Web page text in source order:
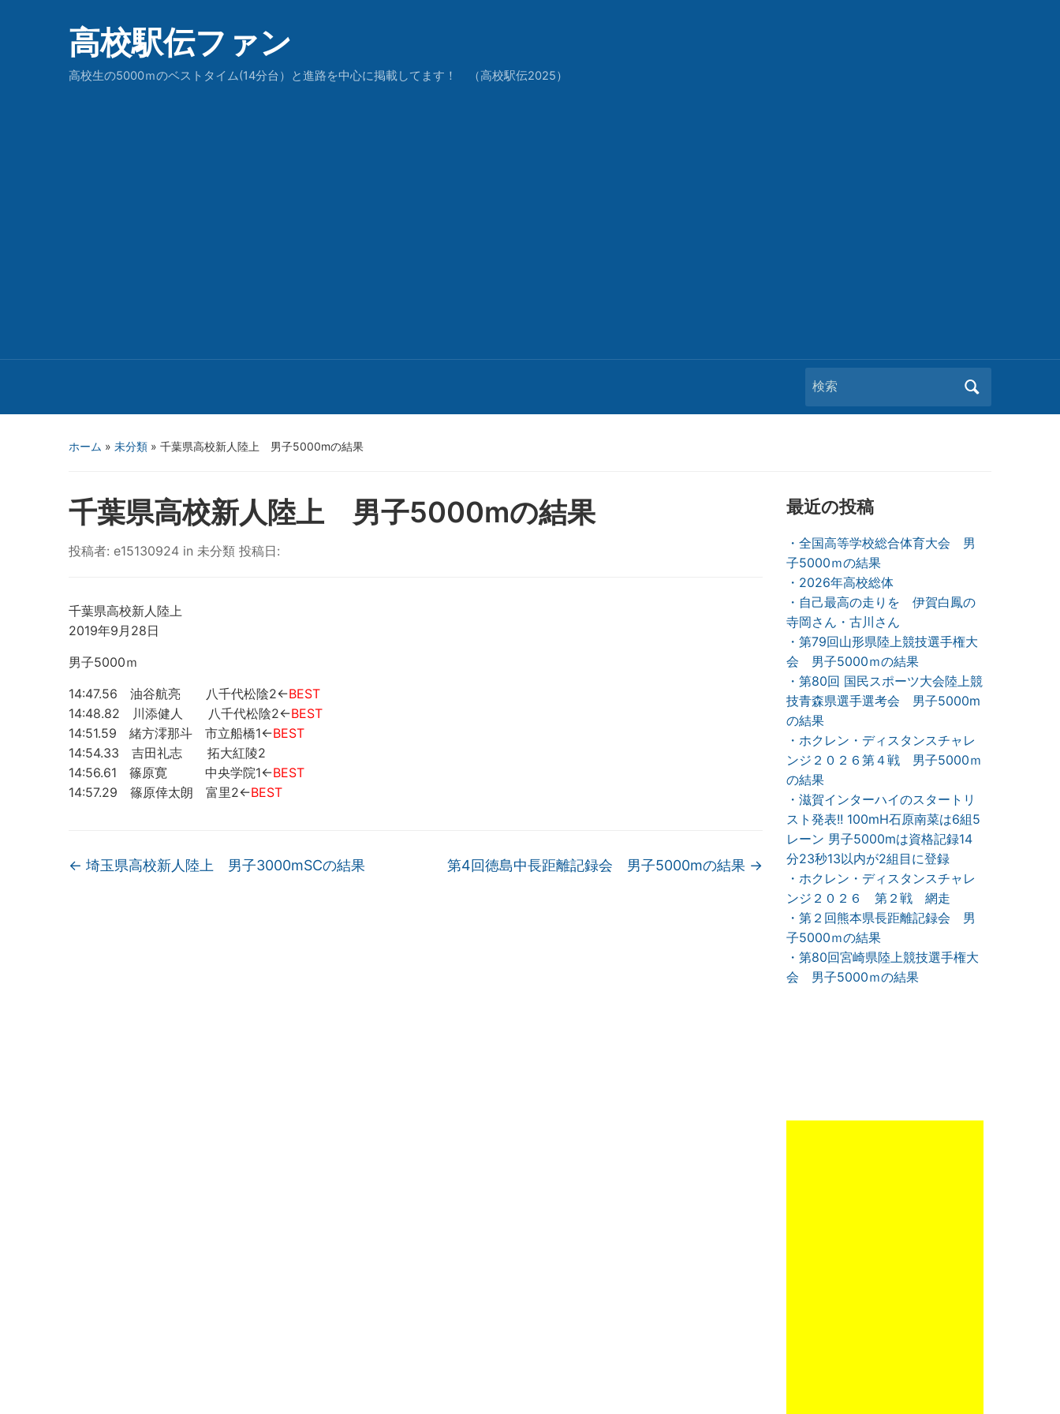
高校駅伝ファン
高校生の5000ｍのベストタイム(14分台）と進路を中心に掲載してます！ （高校駅伝2025）
Search
for:
ホーム » 未分類 » 千葉県高校新人陸上 男子5000mの結果
千葉県高校新人陸上 男子5000mの結果
投稿者: e15130924 in 未分類 投稿日:
千葉県高校新人陸上
2019年9月28日
男子5000ｍ
14:47.56 油谷航亮 八千代松陰2←BEST
14:48.82 川添健人 八千代松陰2←BEST
14:51.59 緒方澪那斗 市立船橋1←BEST
14:54.33 吉田礼志 拓大紅陵2
14:56.61 篠原寛 中央学院1←BEST
14:57.29 篠原倖太朗 富里2←BEST
← 埼玉県高校新人陸上 男子3000mSCの結果 第4回徳島中長距離記録会 男子5000mの結果 →
最近の投稿
・全国高等学校総合体育大会 男
子5000ｍの結果
・2026年高校総体
・自己最高の走りを 伊賀白鳳の
寺岡さん・古川さん
・第79回山形県陸上競技選手権大
会 男子5000ｍの結果
・第80回 国民スポーツ大会陸上競
技青森県選手選考会 男子5000m
の結果
・ホクレン・ディスタンスチャレ
ンジ２０２６第４戦 男子5000ｍ
の結果
・滋賀インターハイのスタートリ
スト発表!! 100mH石原南菜は6組5
レーン 男子5000mは資格記録14
分23秒13以内が2組目に登録
・ホクレン・ディスタンスチャレ
ンジ２０２６ 第２戦 網走
・第２回熊本県長距離記録会 男
子5000ｍの結果
・第80回宮崎県陸上競技選手権大
会 男子5000ｍの結果